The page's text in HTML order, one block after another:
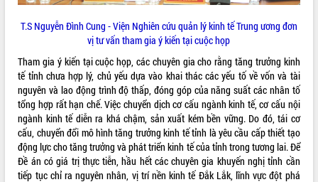
Diễn đàn Kinh tế tư nhân Việt Nam đột
phá cơ chế - Hợp tác công tư
Đề án 06 tạo bước ngoặt đột phá trong
cải cách hành chính tỉnh Đắk Lắk
Kết nối tour, đẩy mạnh chuyển đổi số
để phát triển du lịch Đắk Lắk
Khởi động Dự án Đầu tư xây dựng hạ
tầng kỹ thuật Cụm công nghiệp Tân
Tiến
Gặp mặt các cơ quan báo chí nhân Kỷ
niệm 101 năm Ngày Báo chí Cách
mạng Việt Nam
T.S Nguyễn Đình Cung - Viện Nghiên cứu quản lý kinh tế Trung ương đơn
vị tư vấn tham gia ý kiến tại cuộc họp
Tham gia ý kiến tại cuộc họp, các chuyên gia cho rằng tăng trưởng kinh
tế tỉnh chưa hợp lý, chủ yếu dựa vào khai thác các yếu tố về vốn và tài
nguyên và lao động trình độ thấp, đóng góp của năng suất các nhân tố
tổng hợp rất hạn chế. Việc chuyển dịch cơ cấu ngành kinh tế, cơ cấu nội
ngành kinh tế diễn ra khá chậm, sản xuất kém bền vững. Do đó, tái cơ
cấu, chuyển đổi mô hình tăng trưởng kinh tế tỉnh là yêu cầu cấp thiết tạo
động lực cho tăng trưởng và phát triển kinh tế của tỉnh trong tương lai. Để
Đề án có giá trị thực tiễn, hầu hết các chuyên gia khuyến nghị tỉnh cần
tiếp tục chỉ ra nguyên nhân, vị trí nền kinh tế Đắk Lắk, lĩnh vực đột phá